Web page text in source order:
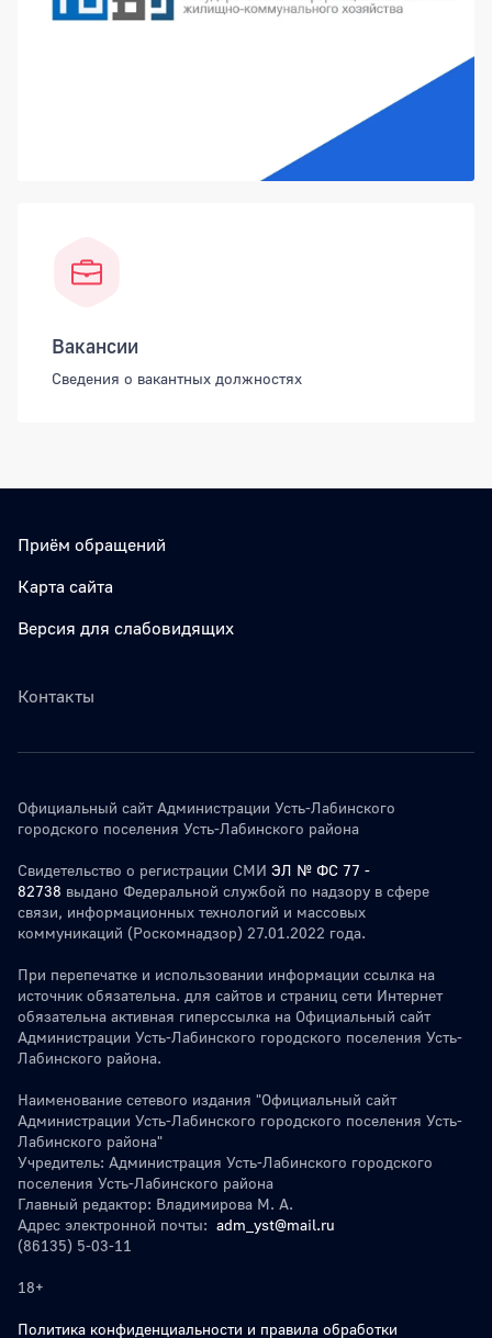
Вакансии
Сведения о вакантных должностях
Приём обращений
Карта сайта
Версия для слабовидящих
Контакты
Официальный сайт Администрации Усть-Лабинского
городского поселения Усть-Лабинского района
Свидетельство о регистрации СМИ ЭЛ № ФС 77 -
82738 выдано Федеральной службой по надзору в сфере
связи, информационных технологий и массовых
коммуникаций (Роскомнадзор) 27.01.2022 года.
При перепечатке и использовании информации ссылка на
источник обязательна. для сайтов и страниц сети Интернет
обязательна активная гиперссылка на Официальный сайт
Администрации Усть-Лабинского городского поселения Усть-
Лабинского района.
Наименование сетевого издания "Официальный сайт
Администрации Усть-Лабинского городского поселения Усть-
Лабинского района"
Учредитель: Администрация Усть-Лабинского городского
поселения Усть-Лабинского района
Главный редактор: Владимирова М. А.
Адрес электронной почты: adm_yst@mail.ru
(86135) 5-03-11
18+
Политика конфиденциальности и правила обработки